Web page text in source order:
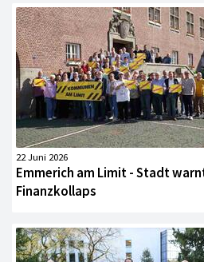
22 Juni 2026
Emmerich am Limit - Stadt
Finanzkollaps